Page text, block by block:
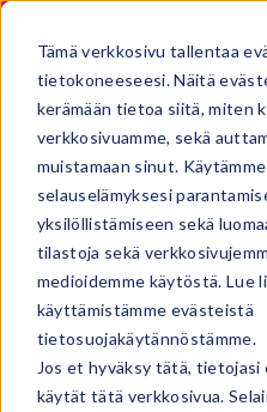
Tämä verkkosivu tallentaa
tietokoneeseesi. Näitä
kerämään tietoa siitä, miten
verkkosivuamme, sekä
muistamaan sinut.
selauselämyksesi
yksilöllistämiseen sekä
tilastoja sekä
medioidemme käytöstä. Lue
käyttämistämme evästeistä
tietosuojakäytännöstämme.
Jos et hyväksy tätä, tietojasi
käytät tätä verkkosivua.
Etusivu Jäätelöt